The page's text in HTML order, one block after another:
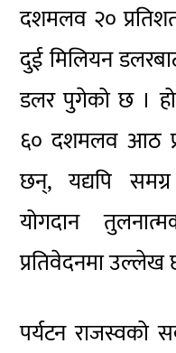
दशमलव २०
दुई मिलियन
डलर पुगेको छ ।
६० दशमलव आठ
छन्, यद्यपि
योगदान
प्रतिवेदनमा उल्लेख
पर्यटन राजस्वको